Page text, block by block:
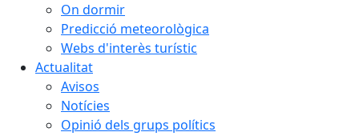
On dormir
Predicció meteorològica
Webs d'interès turístic
Actualitat
Avisos
Notícies
Opinió dels grups polítics